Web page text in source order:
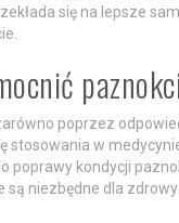
się na lepsze
poprzez
stosowania w
kondycji
są niezbędne dla